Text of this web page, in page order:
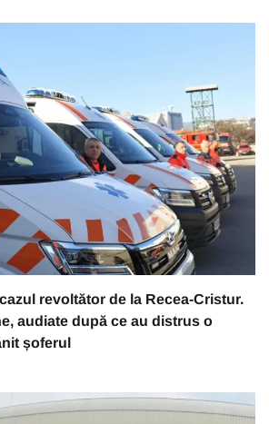
revoltător de la Recea-Cristur.
audiate după ce au distrus o
șoferul